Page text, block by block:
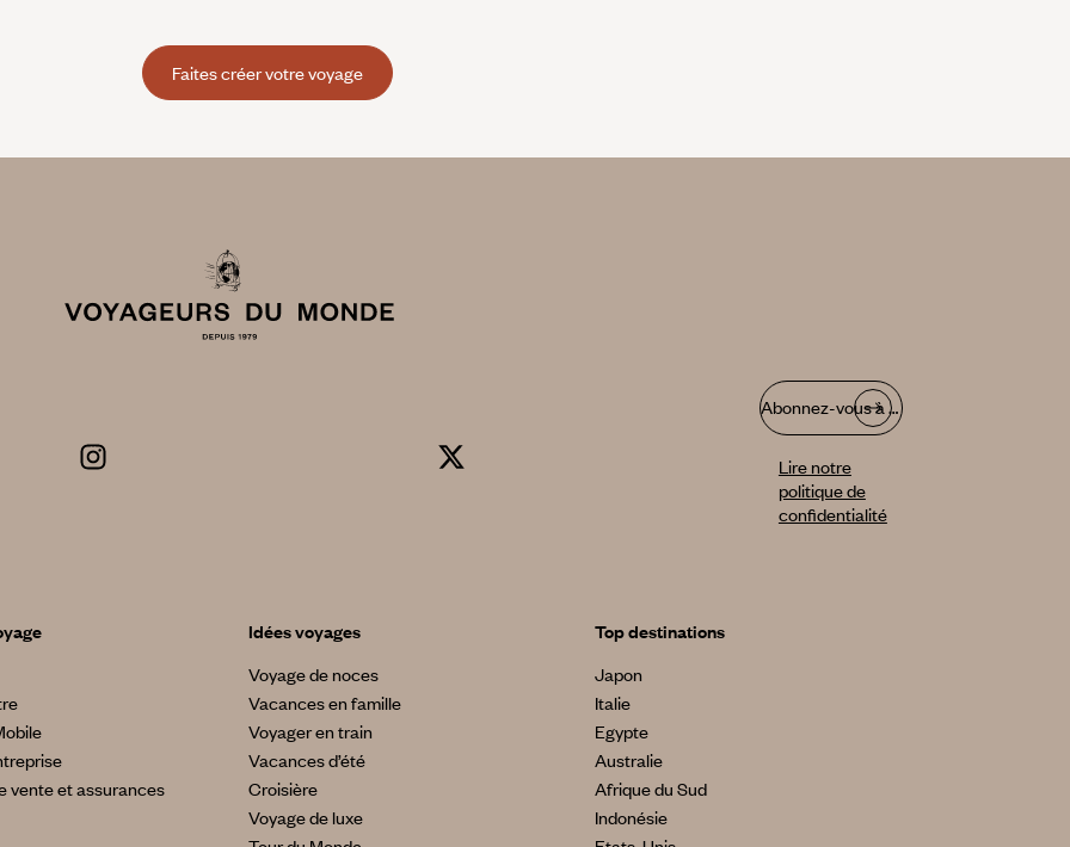
Faites créer votre voyage
Abonnez-vous à notre infolettre
Lire notre
politique de
confidentialité
vente et assurances
Idées voyages
Voyage de noces
Vacances en famille
Voyager en train
Vacances d’été
Croisière
Voyage de luxe
Top destinations
Japon
Italie
Egypte
Australie
Afrique du Sud
Indonésie